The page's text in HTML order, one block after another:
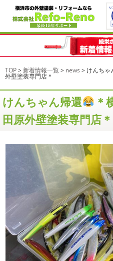
TOP> 新着情報一覧> news > けんちゃ
外壁塗装専門店＊
けんちゃん帰還
＊
田原外壁塗装専門店＊